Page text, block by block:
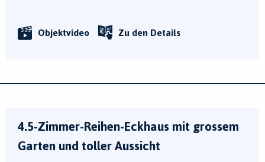
Objektvideo Zu den Details
4.5-Zimmer-Reihen-Eckhaus mit grossem
Garten und toller Aussicht